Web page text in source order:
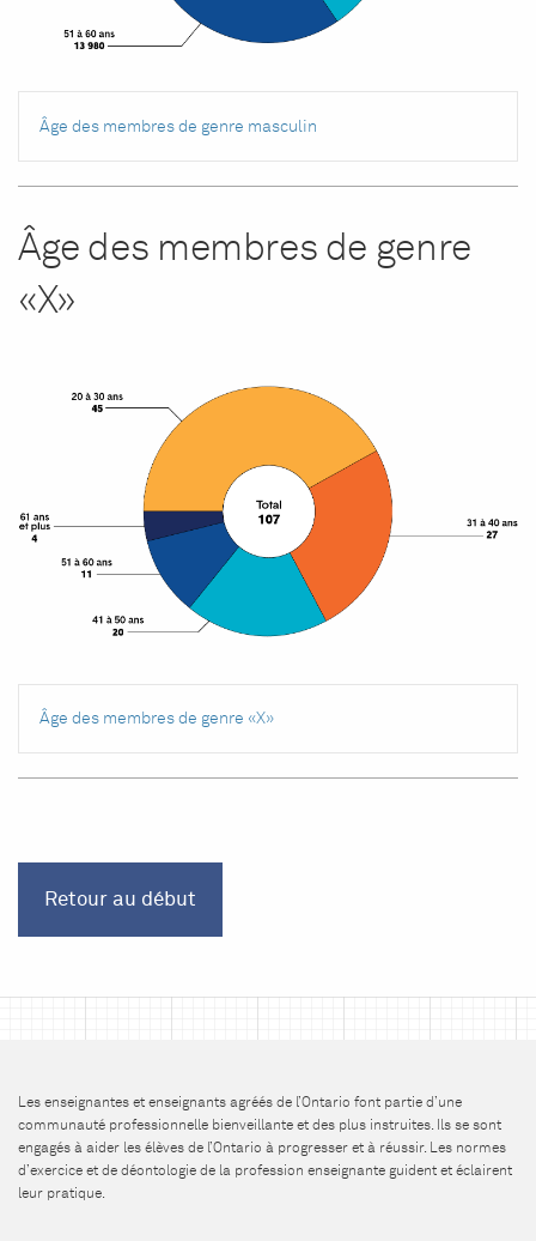
Âge des membres de genre masculin
Âge des membres de genre
«X»
Âge des membres de genre «X»
Retour au début
Les enseignantes et enseignants agréés de l’Ontario font partie d’une
communauté professionnelle bienveillante et des plus instruites. Ils se sont
engagés à aider les élèves de l’Ontario à progresser et à réussir. Les normes
d’exercice et de déontologie de la profession enseignante guident et éclairent
leur pratique.